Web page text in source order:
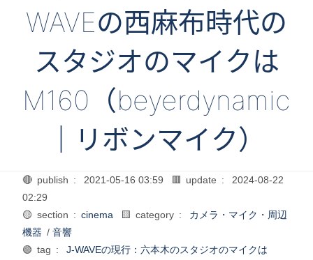
WAVEの西麻布時代の
スタジオのマイクは
M160（beyerdynamic
｜リボンマイク）
🔴 publish : 2021-05-16 03:59 🟥 update :
2024-08-22
02:29
🟡 section : cinema 🟨 category :
カメラ・マイク・周辺
機器 / 音響
🟢 tag :
J-WAVEの現行：六本木のスタジオのマイクは